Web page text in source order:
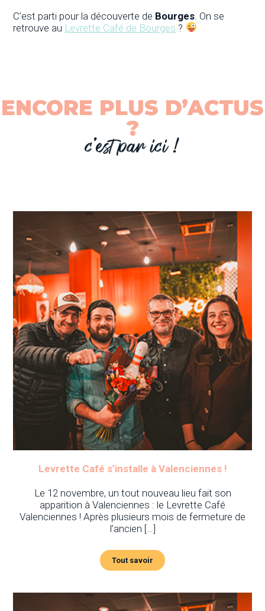
C’est parti pour la découverte de Bourges . On se
retrouve au Levrette Café de Bourges ?
ENCORE PLUS D’ACTUS
?
c’est par ici !
Levrette Café s’installe à Valenciennes !
Le 12 novembre, un tout nouveau lieu fait son
apparition à Valenciennes : le Levrette Café
Valenciennes ! Après plusieurs mois de fermeture de
l’ancien […]
Tout savoir